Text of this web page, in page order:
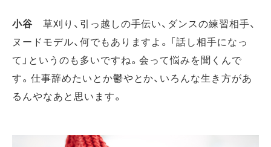
小谷 草刈り、引っ越しの手伝い、ダンスの練習相手、
ヌードモデル、何でもありますよ。「話し相手になっ
て」というのも多いですね。会って悩みを聞くんで
す。仕事辞めたいとか鬱やとか、いろんな生き方があ
るんやなあと思います。